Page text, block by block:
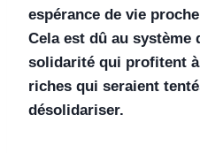
espérance de vie
Cela est dû au système
solidarité qui profitent
riches qui seraient
désolidariser.